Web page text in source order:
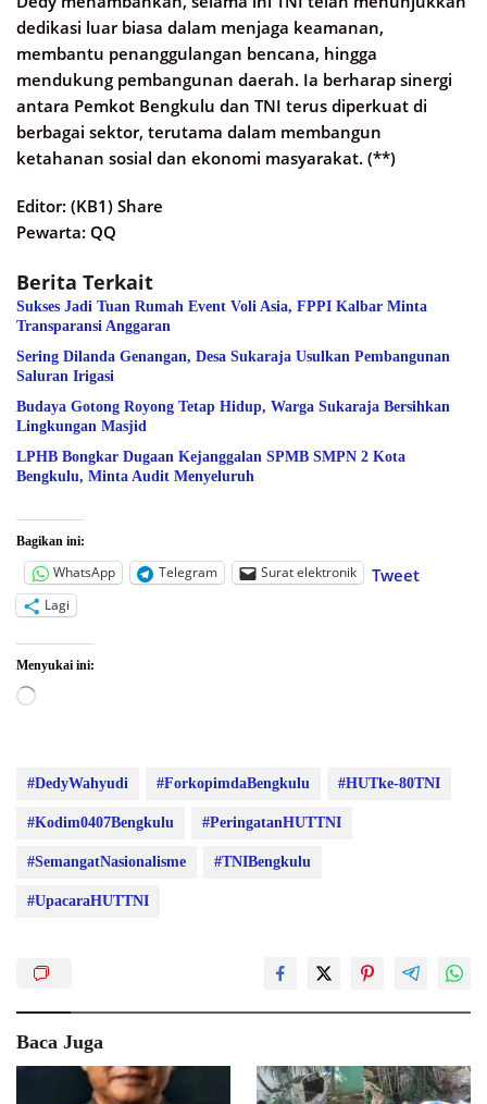
dedikasi luar biasa dalam menjaga keamanan,
membantu penanggulangan bencana, hingga
mendukung pembangunan daerah. Ia berharap sinergi
antara Pemkot Bengkulu dan TNI terus diperkuat di
berbagai sektor, terutama dalam membangun
ketahanan sosial dan ekonomi masyarakat. (**)
Editor: (KB1) Share
Pewarta: QQ
Berita Terkait
Sukses Jadi Tuan Rumah Event Voli Asia, FPPI Kalbar Minta
Transparansi Anggaran
Sering Dilanda Genangan, Desa Sukaraja Usulkan Pembangunan
Saluran Irigasi
Budaya Gotong Royong Tetap Hidup, Warga Sukaraja Bersihkan
Lingkungan Masjid
LPHB Bongkar Dugaan Kejanggalan SPMB SMPN 2 Kota
Bengkulu, Minta Audit Menyeluruh
Bagikan ini:
WhatsApp Telegram Surat elektronik Tweet
Lagi
Menyukai ini:
Memuat...
#DedyWahyudi #ForkopimdaBengkulu #HUTke-80TNI
#Kodim0407Bengkulu #PeringatanHUTTNI
#SemangatNasionalisme #TNIBengkulu
#UpacaraHUTTNI
Baca Juga